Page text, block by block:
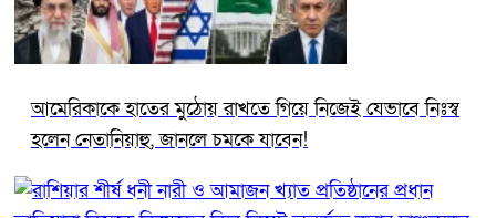
আমেরিকাকে হাতের মুঠোয় রাখতে গিয়ে নিজেই যেভাবে নিঃস্ব
হলেন নেতানিয়াহু, জানলে চমকে যাবেন!